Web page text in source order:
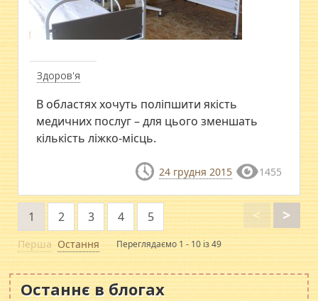
Здоров'я
В областях хочуть поліпшити якість
медичних послуг – для цього зменшать
кількість ліжко-місць.
24 грудня 2015 1455
Перша
<
1 2 3 4 5 >
Остання Переглядаємо 1 - 10 із 49
Останнє в блогах